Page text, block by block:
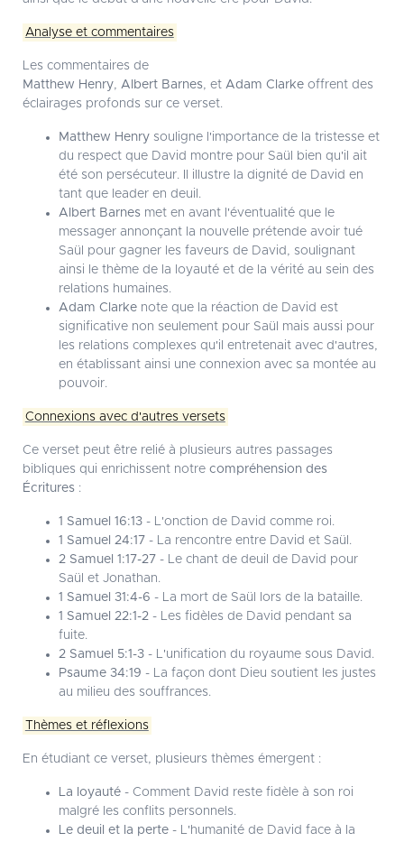
Analyse et commentaires
Les commentaires de
Matthew Henry, Albert Barnes, et Adam Clarke offrent des
éclairages profonds sur ce verset.
Matthew Henry souligne l'importance de la tristesse et
du respect que David montre pour Saül bien qu'il ait
été son persécuteur. Il illustre la dignité de David en
tant que leader en deuil.
Albert Barnes met en avant l'éventualité que le
messager annonçant la nouvelle prétende avoir tué
Saül pour gagner les faveurs de David, soulignant
ainsi le thème de la loyauté et de la vérité au sein des
relations humaines.
Adam Clarke note que la réaction de David est
significative non seulement pour Saül mais aussi pour
les relations complexes qu'il entretenait avec d'autres,
en établissant ainsi une connexion avec sa montée au
pouvoir.
Connexions avec d'autres versets
Ce verset peut être relié à plusieurs autres passages
bibliques qui enrichissent notre compréhension des
Écritures :
1 Samuel 16:13 - L'onction de David comme roi.
1 Samuel 24:17 - La rencontre entre David et Saül.
2 Samuel 1:17-27 - Le chant de deuil de David pour
Saül et Jonathan.
1 Samuel 31:4-6 - La mort de Saül lors de la bataille.
1 Samuel 22:1-2 - Les fidèles de David pendant sa
fuite.
2 Samuel 5:1-3 - L'unification du royaume sous David.
Psaume 34:19 - La façon dont Dieu soutient les justes
au milieu des souffrances.
Thèmes et réflexions
En étudiant ce verset, plusieurs thèmes émergent :
La loyauté - Comment David reste fidèle à son roi
malgré les conflits personnels.
Le deuil et la perte - L'humanité de David face à la